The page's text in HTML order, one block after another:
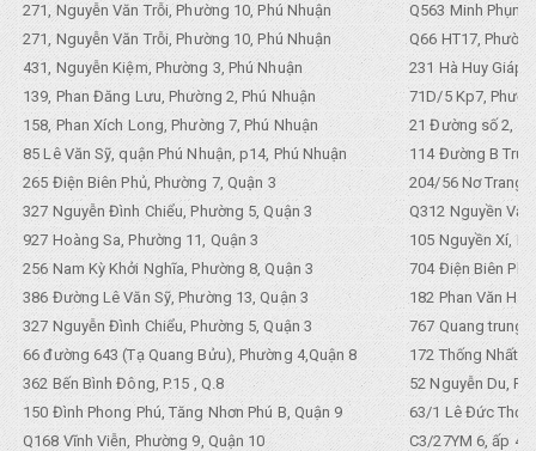
271, Nguyễn Văn Trỗi, Phường 10, Phú Nhuận
Q563 Minh
271, Nguyễn Văn Trỗi, Phường 10, Phú Nhuận
Q66 HT17,
431, Nguyễn Kiệm, Phường 3, Phú Nhuận
231 Hà Huy Giáp,
139, Phan Đăng Lưu, Phường 2, Phú Nhuận
71D/5 Kp7,
158, Phan Xích Long, Phường 7, Phú Nhuận
21 Đường số 2,
85 Lê Văn Sỹ, quận Phú Nhuận, p14, Phú Nhuận
114 Đường B
265 Điện Biên Phủ, Phường 7, Quận 3
204/56 Nơ Trang
327 Nguyễn Đình Chiểu, Phường 5, Quận 3
Q312 Nguyền
927 Hoàng Sa, Phường 11, Quận 3
105 Nguyền Xí,
256 Nam Kỳ Khởi Nghĩa, Phường 8, Quận 3
704 Điện Biên
386 Đường Lê Văn Sỹ, Phường 13, Quận 3
182 Phan Văn
327 Nguyễn Đình Chiểu, Phường 5, Quận 3
767 Quang trung,
66 đường 643 (Tạ Quang Bửu), Phường 4,Quận 8
172 Thống Nhất.
362 Bến Bình Đông, P.15 , Q.8
52 Nguyễn Du,
150 Đình Phong Phú, Tăng Nhơn Phú B, Quận 9
63/1 Lê Đức Thọ,
Q168 Vĩnh Viễn, Phường 9, Quận 10
C3/27YM 6, ấp 4,